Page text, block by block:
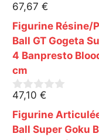
0
s
u
r
5
67,67 €
Figurine Résine/
Ball GT Gogeta
4 Banpresto
cm
0
s
u
r
47,10 €
Figurine
Ball Super Goku